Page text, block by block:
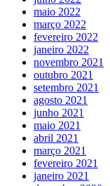
maio 2022
março 2022
fevereiro 2022
janeiro 2022
novembro 2021
outubro 2021
setembro 2021
agosto 2021
junho 2021
maio 2021
abril 2021
março 2021
fevereiro 2021
janeiro 2021